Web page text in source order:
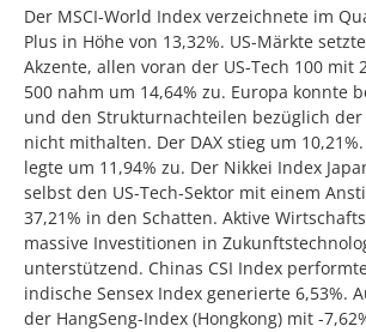
Der MSCI-World Index verzeichnete im
Plus in Höhe von 13,32%. US-Märkte
Akzente, allen voran der US-Tech 100 mit
500 nahm um 14,64% zu. Europa konnte
und den Strukturnachteilen bezüglich der
nicht mithalten. Der DAX stieg um
legte um 11,94% zu. Der Nikkei Index
selbst den US-Tech-Sektor mit einem
37,21% in den Schatten. Aktive
massive Investitionen in
unterstützend. Chinas CSI Index
indische Sensex Index generierte 6,53%.
der HangSeng-Index (Hongkong) mit -